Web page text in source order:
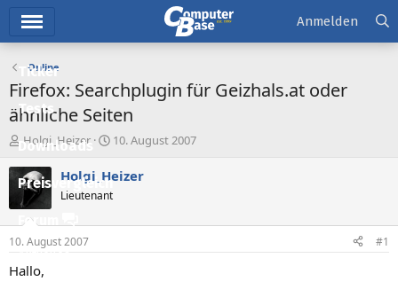
Ticker
Tests
Downloads
Preisvergleich
Forum
Aktuelles
Anmelden
Online
Firefox: Searchplugin für Geizhals.at oder
ähnliche Seiten
E
r
s
t
e
e
r
Holgi_Heizer
E
s
e
t
10. August 2007
Holgi_Heizer
Lieutenant
10. August 2007 #1
Hallo,